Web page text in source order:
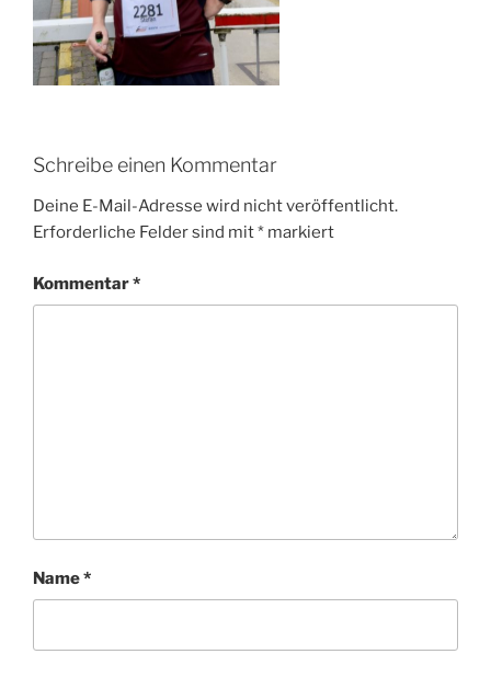
Schreibe einen Kommentar
Deine E-Mail-Adresse wird nicht veröffentlicht.
Erforderliche Felder sind mit* markiert
Kommentar*
Name*